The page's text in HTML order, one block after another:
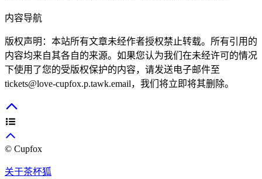
内容导航
版权声明：本站所有文章未经作者授权禁止转载。所有引用的
内容均来自其各自的来源。如果您认为我们在未经许可的情况
下使用了您的受版权保护的内容，请发送电子邮件至
tickets@love-cupfox.p.tawk.email，我们将立即将其删除。
© Cupfox
关于茶杯狐